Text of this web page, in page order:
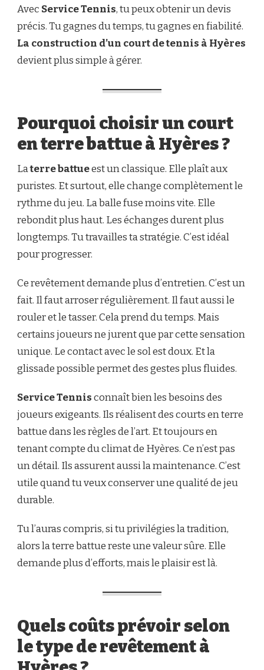
Avec Service Tennis, tu peux obtenir un devis
précis. Tu gagnes du temps, tu gagnes en fiabilité.
La construction d’un court de tennis à Hyères
devient plus simple à gérer.
Pourquoi choisir un court
en terre battue à Hyères ?
Laterre battueest un classique. Elle plaît aux
puristes. Et surtout, elle change complètement le
rythme du jeu. La balle fuse moins vite. Elle
rebondit plus haut. Les échanges durent plus
longtemps. Tu travailles ta stratégie. C’est idéal
pour progresser.
Ce revêtement demande plus d’entretien. C’est un
fait. Il faut arroser régulièrement. Il faut aussi le
rouler et le tasser. Cela prend du temps. Mais
certains joueurs ne jurent que par cette sensation
unique. Le contact avec le sol est doux. Et la
glissade possible permet des gestes plus fluides.
Service Tennisconnaît bien les besoins des
joueurs exigeants. Ils réalisent des courts en terre
battue dans les règles de l’art. Et toujours en
tenant compte du climat de Hyères. Ce n’est pas
un détail. Ils assurent aussi la maintenance. C’est
utile quand tu veux conserver une qualité de jeu
durable.
Tu l’auras compris, si tu privilégies la tradition,
alors la terre battue reste une valeur sûre. Elle
demande plus d’efforts, mais le plaisir est là.
Quels coûts prévoir selon
le type de revêtement à